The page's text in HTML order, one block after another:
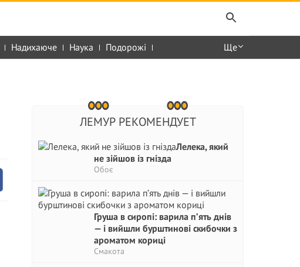
Надихаюче Наука Подорожі Ще
ЛЕМУР РЕКОМЕНДУЕТ
Лелека, який
не зійшов із гнізда
Обоє
Груша в сиропі: варила п’ять днів
— і вийшли бурштинові скибочки з
ароматом кориці
Смакота